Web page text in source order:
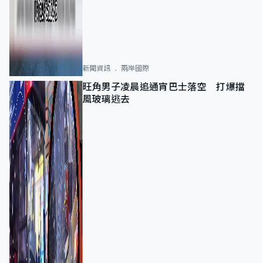
新聞資訊 兩岸國際
旺角男子凌晨追通宵巴士落空 打爆擋
風玻璃逃去